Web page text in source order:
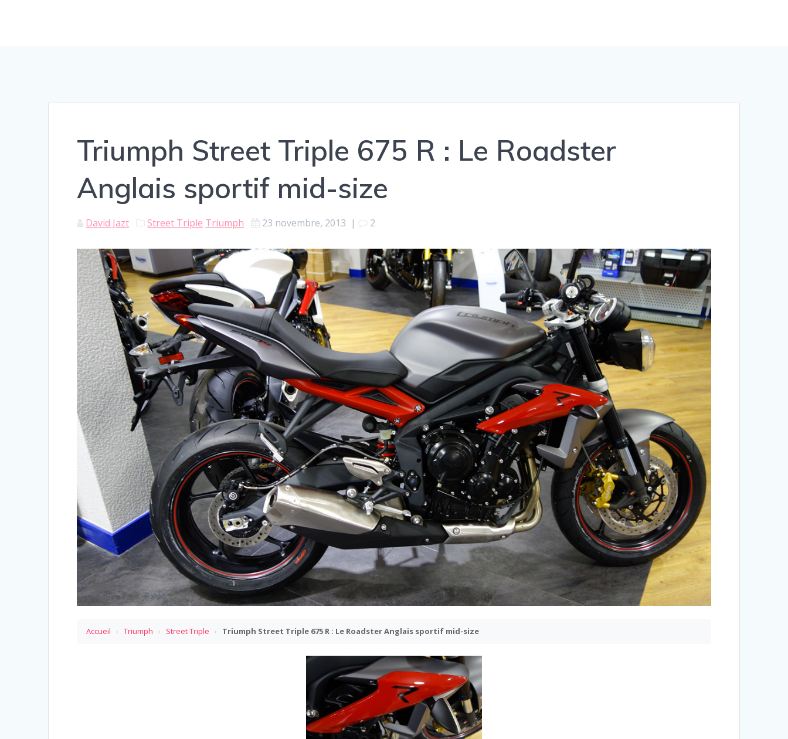
Triumph Street Triple 675 R : Le Roadster
Anglais sportif mid-size
David Jazt Street Triple Triumph 23 novembre, 2013 | 2
Accueil › Triumph › Street Triple › Triumph Street Triple 675 R : Le Roadster Anglais sportif mid-size